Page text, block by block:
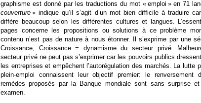
graphisme est donné par les traductions du mot « emploi » en 71
couverture » indique qu’il s’agit d’un mot bien difficile à traduire
diffère beaucoup selon les différentes cultures et langues.
pages concerne les propositions ou solutions à ce problème
contenu n’est pas de nature à nous étonner. Il s’exprime par une
Croissance, Croissance = dynamisme du secteur privé.
secteur privé ne peut pas s’exprimer car les pouvoirs publics
les entreprises et empêchent l’autorégulation des marchés. La lutte
plein-emploi connaissent leur objectif premier: le
remèdes proposés par la Banque mondiale sont sans surprise
examen.